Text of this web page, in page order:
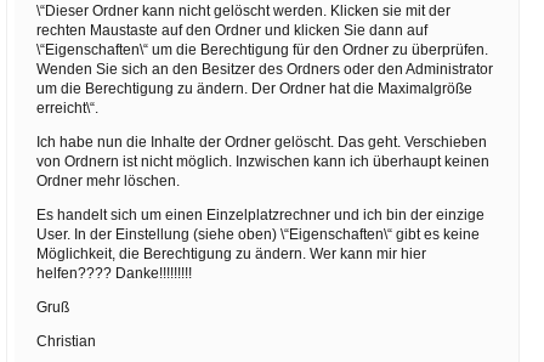
\“Dieser Ordner kann nicht gelöscht werden. Klicken sie mit der
rechten Maustaste auf den Ordner und klicken Sie dann auf
\“Eigenschaften\“ um die Berechtigung für den Ordner zu überprüfen.
Wenden Sie sich an den Besitzer des Ordners oder den Administrator
um die Berechtigung zu ändern. Der Ordner hat die Maximalgröße
erreicht\“.
Ich habe nun die Inhalte der Ordner gelöscht. Das geht. Verschieben
von Ordnern ist nicht möglich. Inzwischen kann ich überhaupt keinen
Ordner mehr löschen.
Es handelt sich um einen Einzelplatzrechner und ich bin der einzige
User. In der Einstellung (siehe oben) \“Eigenschaften\“ gibt es keine
Möglichkeit, die Berechtigung zu ändern. Wer kann mir hier
helfen???? Danke!!!!!!!!!
Gruß
Christian